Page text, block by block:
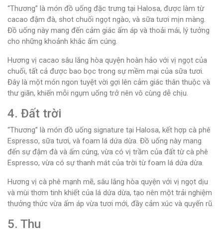
“Thương” là món đồ uống đặc trưng tại Halosa, được làm từ
cacao đậm đà, shot chuối ngọt ngào, và sữa tươi mịn màng.
Đồ uống này mang đến cảm giác ấm áp và thoải mái, lý tưởng
cho những khoảnh khắc ấm cúng.
Hương vị cacao sâu lắng hòa quyện hoàn hảo với vị ngọt của
chuối, tất cả được bao bọc trong sự mềm mại của sữa tươi.
Đây là một món ngon tuyệt vời gợi lên cảm giác thân thuộc và
thư giãn, khiến mỗi ngụm uống trở nên vô cùng dễ chịu.
4. Đất trời
“Thương” là món đồ uống signature tại Halosa, kết hợp cà phê
Espresso, sữa tươi, và foam lá dứa dừa. Đồ uống này mang
đến sự đậm đà và ấm cúng, vừa có vị trầm của đất từ cà phê
Espresso, vừa có sự thanh mát của trời từ foam lá dứa dừa.
Hương vị cà phê mạnh mẽ, sâu lắng hòa quyện với vị ngọt dịu
và mùi thơm tinh khiết của lá dứa dừa, tạo nên một trải nghiệm
thưởng thức vừa ấm áp vừa tươi mới, đầy cảm xúc và quyến rũ.
5. Thu